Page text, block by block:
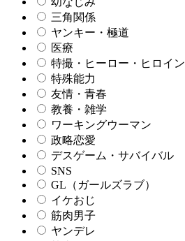
三角関係
ヤンキー・極道
医療
特撮・ヒーロー・ヒロイン
特殊能力
友情・青春
教養・雑学
ワーキングウーマン
政略恋愛
デスゲーム・サバイバル
SNS
GL（ガールズラブ）
イケおじ
筋肉男子
ヤンデレ